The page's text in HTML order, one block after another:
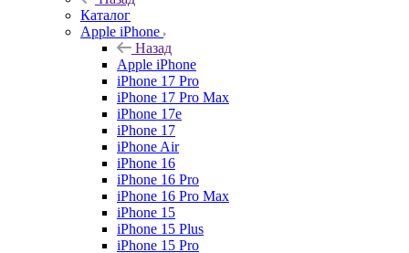
Каталог
Apple iPhone
Назад
Apple iPhone
iPhone 17 Pro
iPhone 17 Pro Max
iPhone 17e
iPhone 17
iPhone Air
iPhone 16
iPhone 16 Pro
iPhone 16 Pro Max
iPhone 15
iPhone 15 Plus
iPhone 15 Pro